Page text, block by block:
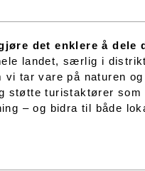
det enklere å dele
landet, særlig i
tar vare på naturen og
støtte turistaktører
– og bidra til både